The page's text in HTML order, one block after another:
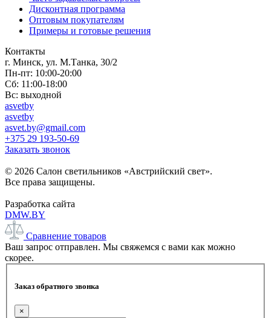
Дисконтная программа
Оптовым покупателям
Примеры и готовые решения
Контакты
г. Минск, ул. М.Танка, 30/2
Пн-пт: 10:00-20:00
Сб: 11:00-18:00
Вс: выходной
asvetby
asvetby
asvet.by@gmail.com
+375 29 193-50-69
Заказать звонок
© 2026 Салон светильников «Австрийский свет».
Все права защищены.
Разработка сайта
DMW.BY
Сравнение товаров
Ваш запрос отправлен. Мы свяжемся с вами как можно
скорее.
Заказ обратного звонка
×